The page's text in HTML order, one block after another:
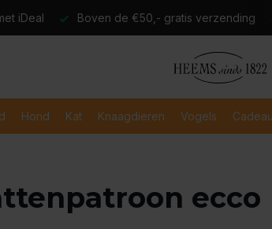
€50,- gratis verzending Verzending binnen
Hond Kat Knaagdieren Vogels
ecco